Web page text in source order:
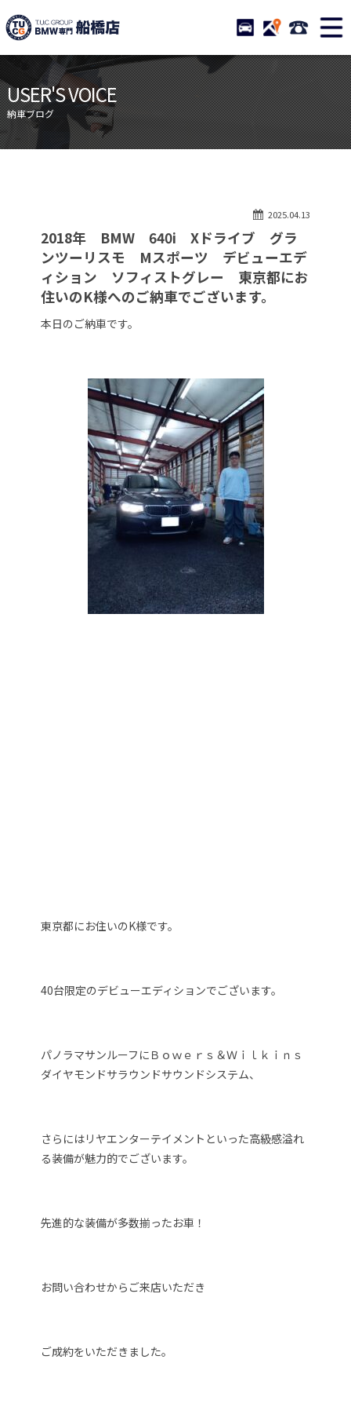
TUCグループ BMW専門 船
STOCK ACCESS 047-
ニュース
在庫リスト
目玉車両一覧
店舗紹介
保証＆サービス
アクセスマップ
自動車保険
TUCとは？
リクルート
納車blog
スタッフblog
USER'S VOICE
納車ブログ
2025.04.13
2018年 BMW 640i Xドライブ グラ
ンツーリスモ Mスポーツ デビューエデ
ィション ソフィストグレー 東京都にお
住いのK様へのご納車でございます。
本日のご納車です。
東京都にお住いのK様です。
40台限定のデビューエディションでございます。
パノラマサンルーフにＢｏｗｅｒｓ＆Ｗｉｌｋｉｎｓ
ダイヤモンドサラウンドサウンドシステム、
さらにはリヤエンターテイメントといった高級感溢れ
る装備が魅力的でございます。
先進的な装備が多数揃ったお車！
お問い合わせからご来店いただき
ご成約をいただきました。